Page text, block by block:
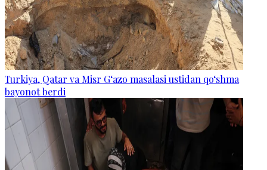
Turkiya, Qatar va Misr G‘azo masalasi ustidan qo‘shma
bayonot berdi